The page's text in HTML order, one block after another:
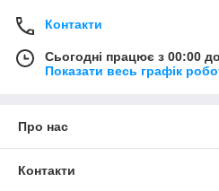
Контакти
Сьогодні працює з 00:00
Показати весь графік
Про нас
Контакти